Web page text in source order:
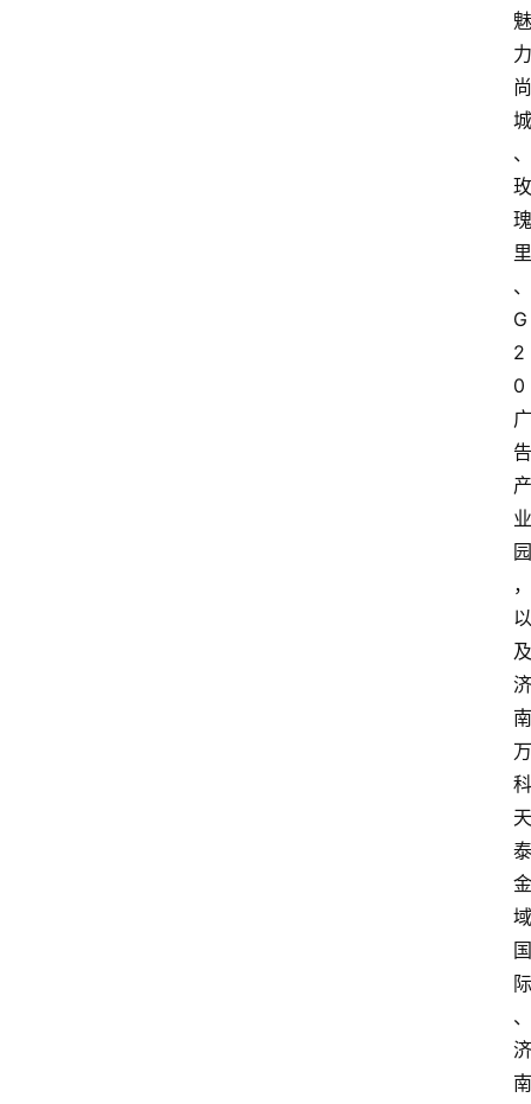
魅
力
尚
城
、
玫
瑰
里
、
G
2
0
广
告
产
业
园
，
以
及
济
南
万
科
天
泰
金
域
国
际
、
济
南